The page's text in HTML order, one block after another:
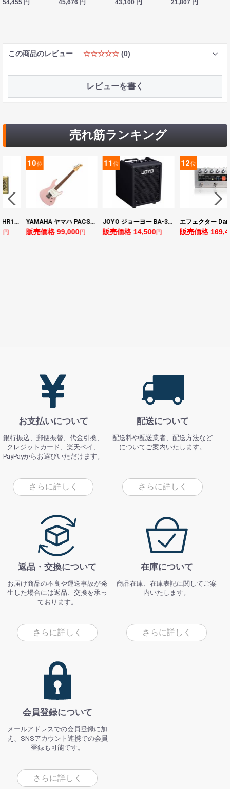
54,455 円 45,676 円 43,100 円 21,807 円
この商品のレビュー ☆☆☆☆☆ (0)
レビューを書く
売れ筋ランキング
YAMAHA ヤマハ PACS+12 ASP Pacifica Standard Plus パシフィカスタンダードプラス エレキギター
円
11位
JOYO ジョーヨー BA-30 VIBE CUBE BLK 30W 小型ベースアンプ Bluetooth+OTGオーディオI/F搭載
販売価格 14,500円
12位
エフェクター Darkglass Electronics Anagram ベースエフェクター プリアンプ ダークグラス アナグラム
販売価格 169,400円
13位
販売価格
お支払いについて
銀行振込、郵便振替、代金引換、
クレジットカード、楽天ペイ、
PayPayからお選びいただけます。
さらに詳しく
配送について
配送料や配送業者、配送方法など
についてご案内いたします。
さらに詳しく
返品・交換について
お届け商品の不良や運送事故が発
生した場合には返品、交換を承っ
ております。
さらに詳しく
在庫について
商品在庫、在庫表記に関してご案
内いたします。
さらに詳しく
会員登録について
メールアドレスでの会員登録に加
え、SNSアカウント連携での会員
登録も可能です。
さらに詳しく